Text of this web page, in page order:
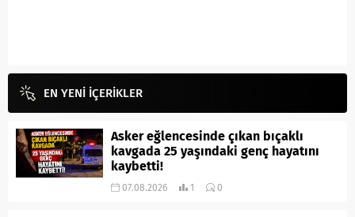
EN YENİ İÇERİKLER
Asker eğlencesinde çıkan bıçaklı
kavgada 25 yaşındaki genç hayatını
kaybetti!
07.08.2026 1 0